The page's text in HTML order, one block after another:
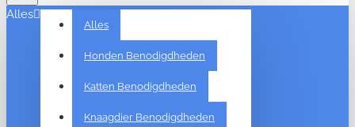
Alles
Alles
Honden Benodigdheden
Katten Benodigdheden
Knaagdier Benodigdheden